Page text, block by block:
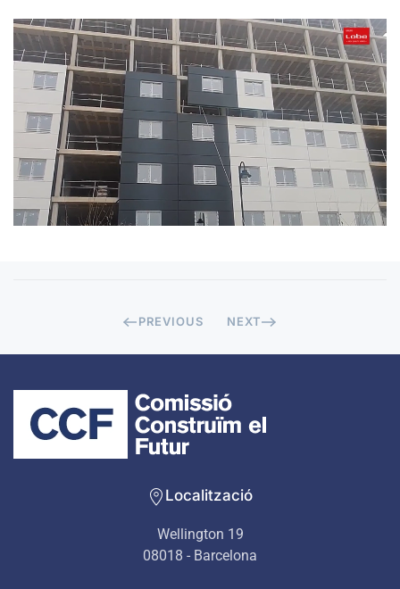
OBRIR
PREVIOUS NEXT
Localització
Wellington 19
08018 - Barcelona